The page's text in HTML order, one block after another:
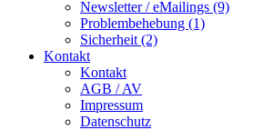
Newsletter / eMailings (9)
Problembehebung (1)
Sicherheit (2)
Kontakt
Kontakt
AGB / AV
Impressum
Datenschutz